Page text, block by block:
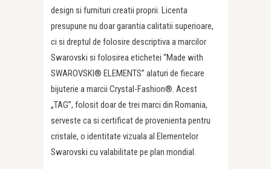
design si furnituri creatii proprii. Licenta
presupune nu doar garantia calitatii superioare,
ci si dreptul de folosire descriptiva a marcilor
Swarovski si folosirea etichetei “Made with
SWAROVSKI® ELEMENTS” alaturi de fiecare
bijuterie a marcii Crystal-Fashion®. Acest
„TAG”, folosit doar de trei marci din Romania,
serveste ca si certificat de provenienta pentru
cristale, o identitate vizuala al Elementelor
Swarovski cu valabilitate pe plan mondial.